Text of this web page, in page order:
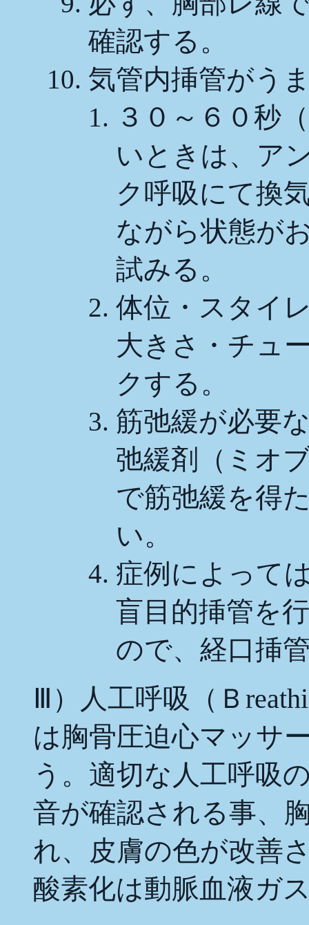
確認する。
気管内挿管がう
３０～６０秒
いときは、ア
ク呼吸にて換
ながら状態が
試みる。
体位・スタイ
大きさ・チュ
クする。
筋弛緩が必要
弛緩剤（ミオ
で筋弛緩を得
い。
症例によって
盲目的挿管を
ので、経口挿
Ⅲ）人工呼吸（Ｂ
は胸骨圧迫心マッサ
う。適切な人工呼吸
音が確認される事、
れ、皮膚の色が改善
酸素化は動脈血液ガ